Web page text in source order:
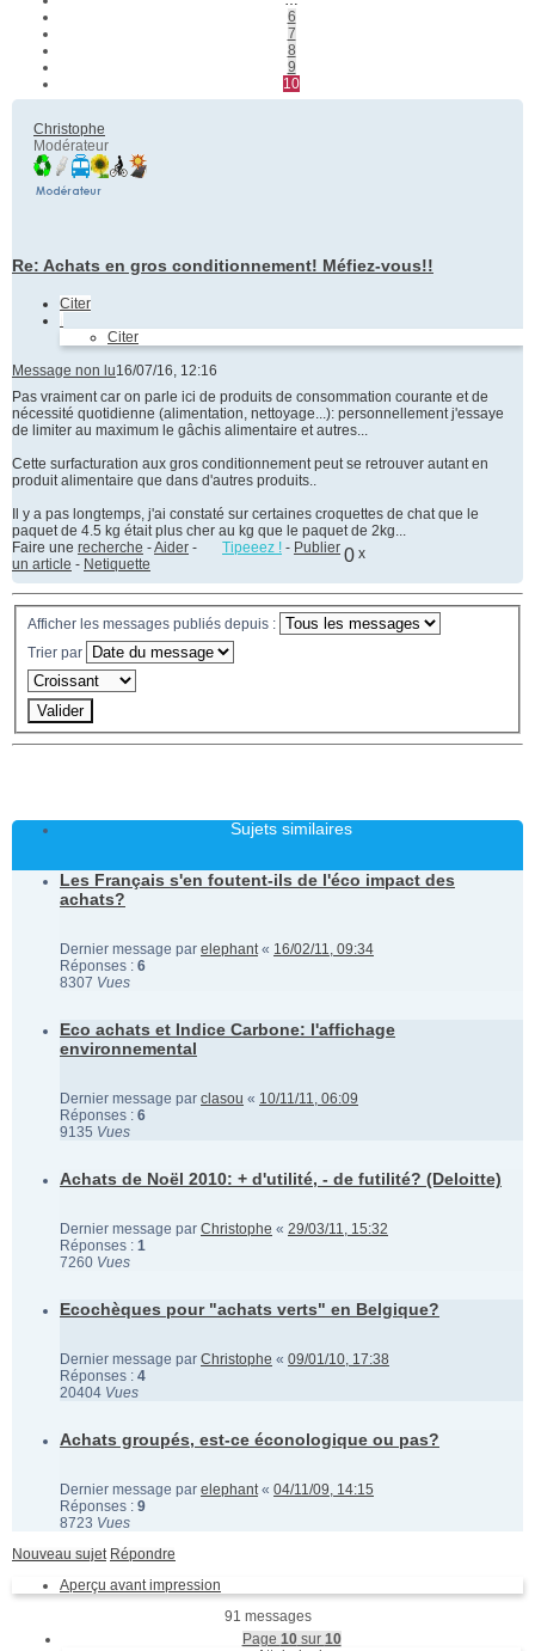
6
7
8
9
10
Christophe
Modérateur
Re: Achats en gros conditionnement! Méfiez-vous!!
Citer
Citer
Message non lu16/07/16, 12:16
Pas vraiment car on parle ici de produits de consommation courante et de
nécessité quotidienne (alimentation, nettoyage...): personnellement j'essaye
de limiter au maximum le gâchis alimentaire et autres...
Cette surfacturation aux gros conditionnement peut se retrouver autant en
produit alimentaire que dans d'autres produits..
Il y a pas longtemps, j'ai constaté sur certaines croquettes de chat que le
paquet de 4.5 kg était plus cher au kg que le paquet de 2kg...
0 x
Faire une recherche -Aider - Tipeeez ! - Publier
un article - Netiquette
Afficher les messages publiés depuis :
Trier par
Sujets similaires
Les Français s'en foutent-ils de l'éco impact des
achats?
Dernier message par elephant« 16/02/11, 09:34
Réponses : 6
8307 Vues
Eco achats et Indice Carbone: l'affichage
environnemental
Dernier message par clasou « 10/11/11, 06:09
Réponses : 6
9135 Vues
Achats de Noël 2010: + d'utilité, - de futilité? (Deloitte)
Dernier message par Christophe « 29/03/11, 15:32
Réponses : 1
7260 Vues
Ecochèques pour "achats verts" en Belgique?
Dernier message par Christophe « 09/01/10, 17:38
Réponses : 4
20404 Vues
Achats groupés, est-ce éconologique ou pas?
Dernier message par elephant« 04/11/09, 14:15
Réponses : 9
8723 Vues
Nouveau sujet Répondre
Aperçu avant impression
91 messages
Page 10sur 10